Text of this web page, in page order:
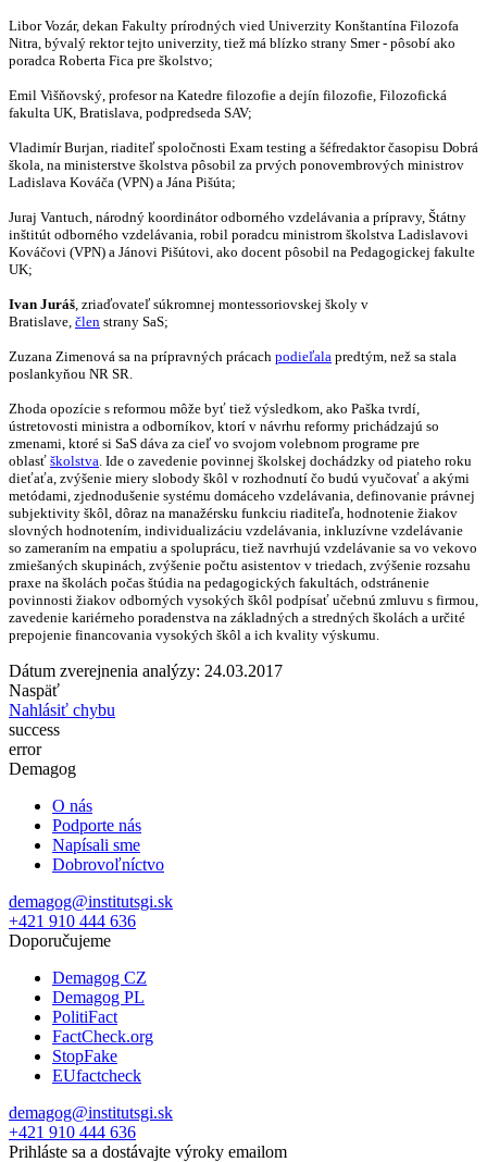
Libor Vozár, dekan Fakulty prírodných vied Univerzity Konštantína Filozofa
Nitra, bývalý rektor tejto univerzity, tiež má blízko strany Smer - pôsobí ako
poradca Roberta Fica pre školstvo;
Emil Višňovský, profesor na Katedre filozofie a dejín filozofie, Filozofická
fakulta UK, Bratislava, podpredseda SAV;
Vladimír Burjan, riaditeľ spoločnosti Exam testing a šéfredaktor časopisu Dobrá
škola, na ministerstve školstva pôsobil za prvých ponovembrových ministrov
Ladislava Kováča (VPN) a Jána Pišúta;
Juraj Vantuch, národný koordinátor odborného vzdelávania a prípravy, Štátny
inštitút odborného vzdelávania, robil poradcu ministrom školstva Ladislavovi
Kováčovi (VPN) a Jánovi Pišútovi, ako docent pôsobil na Pedagogickej fakulte
UK;
Ivan Juráš , zriaďovateľ súkromnej montessoriovskej školy v
Bratislave, člen strany SaS;
Zuzana Zimenová sa na prípravných prácach podieľala predtým, než sa stala
poslankyňou NR SR.
Zhoda opozície s reformou môže byť tiež výsledkom, ako Paška tvrdí,
ústretovosti ministra a odborníkov, ktorí v návrhu reformy prichádzajú so
zmenami, ktoré si SaS dáva za cieľ vo svojom volebnom programe pre
oblasť školstva . Ide o zavedenie povinnej školskej dochádzky od piateho roku
dieťaťa, zvýšenie miery slobody škôl v rozhodnutí čo budú vyučovať a akými
metódami, zjednodušenie systému domáceho vzdelávania, definovanie právnej
subjektivity škôl, dôraz na manažérsku funkciu riaditeľa, hodnotenie žiakov
slovných hodnotením, individualizáciu vzdelávania, inkluzívne vzdelávanie
so zameraním na empatiu a spoluprácu, tiež navrhujú vzdelávanie sa vo vekovo
zmiešaných skupinách, zvýšenie počtu asistentov v triedach, zvýšenie rozsahu
praxe na školách počas štúdia na pedagogických fakultách, odstránenie
povinnosti žiakov odborných vysokých škôl podpísať učebnú zmluvu s firmou,
zavedenie kariérneho poradenstva na základných a stredných školách a určité
prepojenie financovania vysokých škôl a ich kvality výskumu.
Dátum zverejnenia analýzy: 24.03.2017
Naspäť
Nahlásiť chybu
success
error
Demagog
O nás
Podporte nás
Napísali sme
Dobrovoľníctvo
demagog@institutsgi.sk
+421 910 444 636
Doporučujeme
Demagog CZ
Demagog PL
PolitiFact
FactCheck.org
StopFake
EUfactcheck
demagog@institutsgi.sk
+421 910 444 636
Prihláste sa a dostávajte výroky emailom